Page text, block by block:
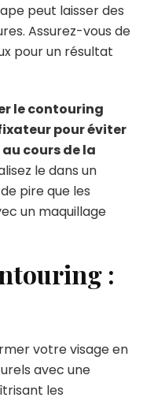
peut laisser des
Assurez-vous de
pour un résultat
le contouring
pour éviter
cours de la
le dans un
pire que les
un maquillage
:
votre visage en
avec une
les